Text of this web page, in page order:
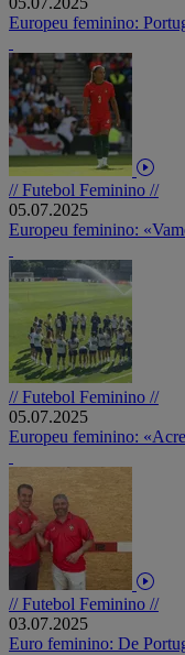
Europeu feminino:
// Futebol Feminino //
05.07.2025
Europeu feminino:
// Futebol Feminino //
05.07.2025
Europeu feminino:
// Futebol Feminino //
03.07.2025
Euro feminino: De